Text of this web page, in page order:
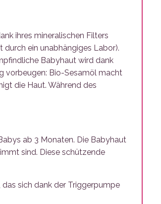
ihres mineralischen Filters
durch ein unabhängiges Labor).
Babyhaut wird dank
vorbeugen: Bio-Sesamöl macht
die Haut. Während des
ab 3 Monaten. Die Babyhaut
sind. Diese schützende
sich dank der Triggerpumpe